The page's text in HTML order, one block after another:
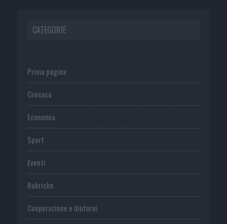
CATEGORIE
Prima pagina
Cronaca
Economia
Sport
Eventi
Rubriche
Cooperazione e dintorni